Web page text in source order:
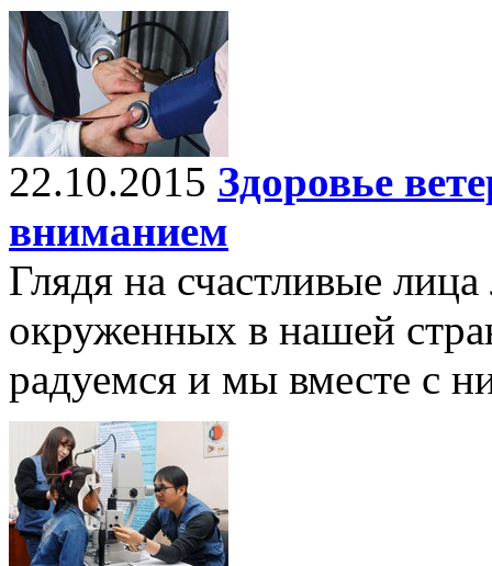
22.10.2015 Здоровье
вниманием
Глядя на счастливые
окруженных в нашей
радуемся и мы вместе с